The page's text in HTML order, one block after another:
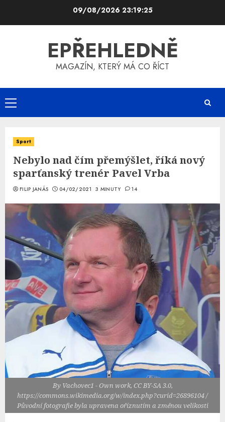
09/08/2026 23:19:26
EPŘEHLEDNĚ
MAGAZÍN, KTERÝ MÁ CO ŘÍCT
Primary
Menu
Sport
Nebylo nad čím přemýšlet, říká nový
sparťanský trenér Pavel Vrba
FILIP JANÁS 04/02/2021 3 MINUTY 14
By Vachovec1 - Own work, CC BY-SA 3.0,
https://commons.wikimedia.org/w/index.php?curid=26896104 /
Původní fotografie byla upravena oříznutím a změnou velikosti